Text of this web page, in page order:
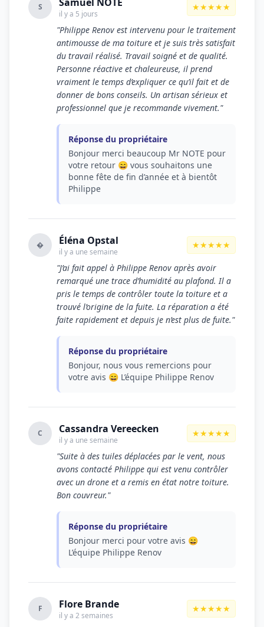
S
il y a 5 jours
★★★★★
"Philippe Renov est intervenu pour le traitement
antimousse de ma toiture et je suis très satisfait
du travail réalisé. Travail soigné et de qualité.
Personne réactive et chaleureuse, il prend
vraiment le temps d’expliquer ce qu’il fait et de
donner de bons conseils. Un artisan sérieux et
professionnel que je recommande vivement."
Réponse du propriétaire
Bonjour merci beaucoup Mr NOTE pour
votre retour 😄 vous souhaitons une
bonne fête de fin d’année et à bientôt
Philippe
� Éléna Opstal
il y a une semaine
★★★★★
"J’ai fait appel à Philippe Renov après avoir
remarqué une trace d’humidité au plafond. Il a
pris le temps de contrôler toute la toiture et a
trouvé l’origine de la fuite. La réparation a été
faite rapidement et depuis je n’est plus de fuite."
Réponse du propriétaire
Bonjour, nous vous remercions pour
votre avis 😄 L’équipe Philippe Renov
C Cassandra Vereecken
il y a une semaine
★★★★★
"Suite à des tuiles déplacées par le vent, nous
avons contacté Philippe qui est venu contrôler
avec un drone et a remis en état notre toiture.
Bon couvreur."
Réponse du propriétaire
Bonjour merci pour votre avis 😄
L’équipe Philippe Renov
F Flore Brande
il y a 2 semaines
★★★★★